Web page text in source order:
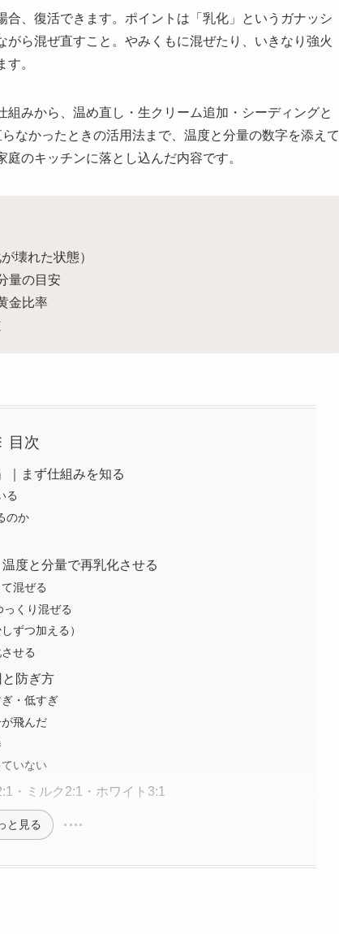
、復活できます。ポイントは「乳化」というガナッシ
ら混ぜ直すこと。やみくもに混ぜたり、いきなり強火
。
みから、温め直し・生クリーム追加・シーディングと
なかったときの活用法まで、温度と分量の数字を添えて
のキッチンに落とし込んだ内容です。
壊れた状態）
量の目安
金比率
目次
｜まず仕組みを知る
る
のか
度と分量で再乳化させる
混ぜる
くり混ぜる
ずつ加える）
せる
防ぎ方
・低すぎ
飛んだ
いない
・ミルク2:1・ホワイト3:1
と見る